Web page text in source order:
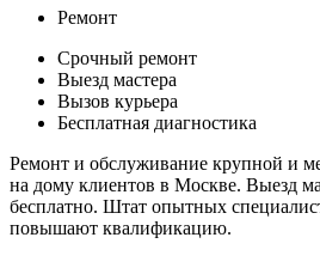
Ремонт
Срочный ремонт
Выезд мастера
Вызов курьера
Бесплатная диагностика
Ремонт и обслуживание крупной и
на дому клиентов в Москве. Выезд
бесплатно. Штат опытных
повышают квалификацию.